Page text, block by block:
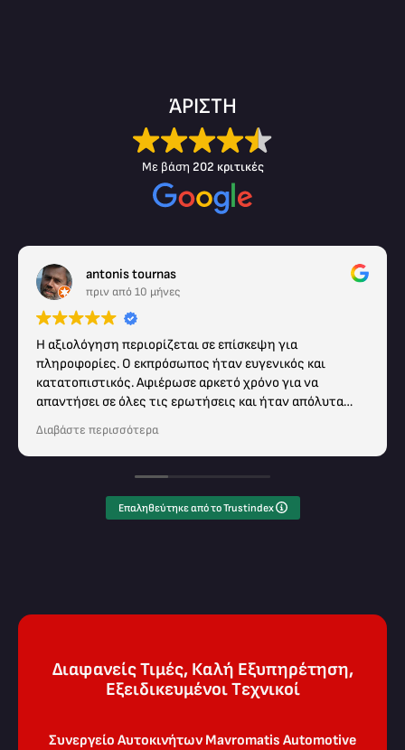
ΆΡΙΣΤΗ
Με βάση 202 κριτικές
antonis tournas
πριν από 10 μήνες
Η αξιολόγηση περιορίζεται σε επίσκεψη για
πληροφορίες. Ο εκπρόσωπος ήταν ευγενικός και
κατατοπιστικός. Αφιέρωσε αρκετό χρόνο για να
απαντήσει σε όλες τις ερωτήσεις και ήταν απόλυτα
επεξηγηματικός.
Διαβάστε περισσότερα
Επαληθεύτηκε από το Trustindex
Διαφανείς Τιμές, Καλή Εξυπηρέτηση,
Eξειδικευμένοι Tεχνικοί
Συνεργείο Αυτοκινήτων Mavromatis Automotive